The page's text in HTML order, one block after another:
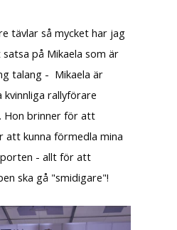
tävlar så mycket har jag
på Mikaela som är
talang - Mikaela är
rallyförare
Hon brinner för att
att kunna förmedla mina
- allt för att
ska gå "smidigare"!